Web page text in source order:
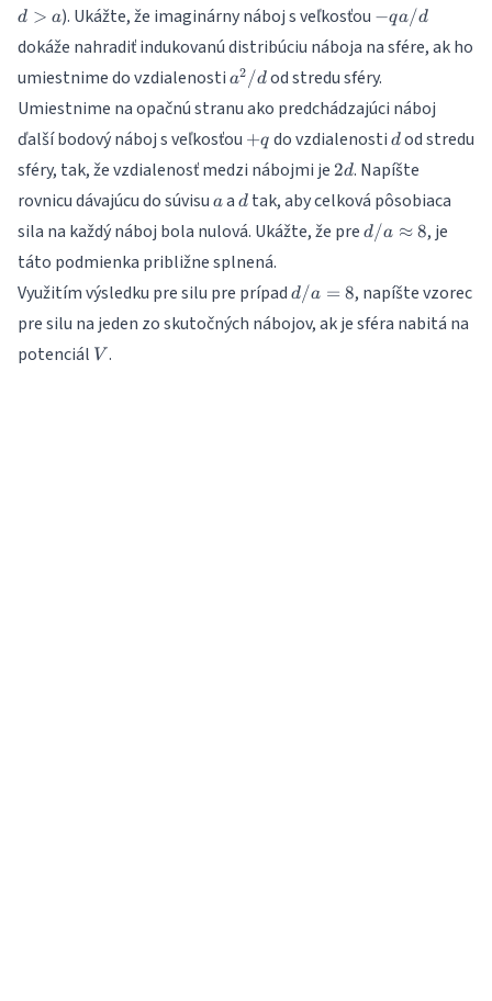
d > a). Ukážte, že imaginárny náboj s veľkosťou -
qa/d
−qa/d
dokáže nahradiť indukovanú distribúciu náboja na sfére, ak ho
umiestnime do vzdialenosti a^2/d
a2 /dod stredu sféry.
Umiestnime na opačnú stranu ako predchádzajúci náboj
ďalší bodový náboj s veľkosťou +q
+q do vzdialenosti d
dod stredu
sféry, tak, že vzdialenosť medzi nábojmi je 2d
2d. Napíšte
rovnicu dávajúcu do súvisu a
aa d
d tak, aby celková pôsobiaca
sila na každý náboj bola nulová. Ukážte, že pre d/a
d/a ≈ 8, je
táto podmienka približne splnená.
Využitím výsledku pre silu pre prípad d/a
d/a = 8, napíšte vzorec
pre silu na jeden zo skutočných nábojov, ak je sféra nabitá na
potenciál V
V .